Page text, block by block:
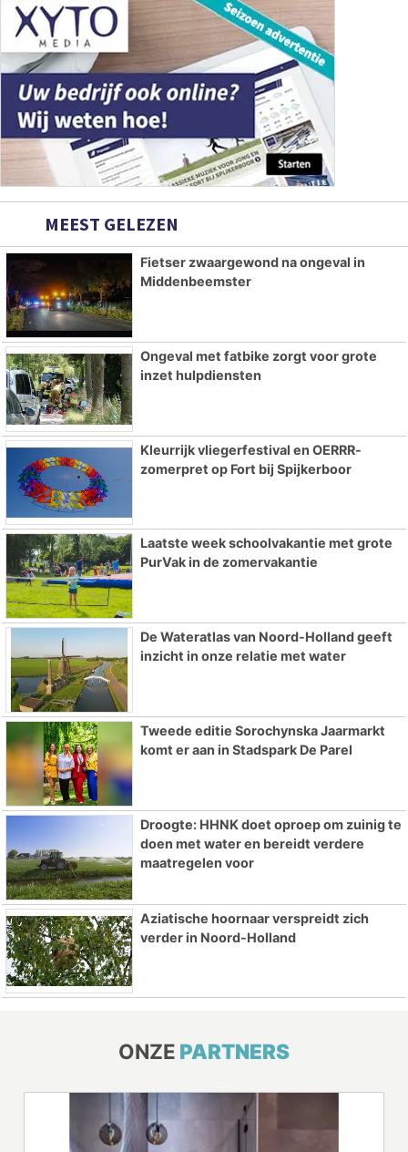
MEEST GELEZEN
Fietser zwaargewond na ongeval in
Middenbeemster
Ongeval met fatbike zorgt voor grote
inzet hulpdiensten
Kleurrijk vliegerfestival en OERRR-
zomerpret op Fort bij Spijkerboor
Laatste week schoolvakantie met grote
PurVak in de zomervakantie
De Wateratlas van Noord-Holland geeft
inzicht in onze relatie met water
Tweede editie Sorochynska Jaarmarkt
komt er aan in Stadspark De Parel
Droogte: HHNK doet oproep om zuinig te
doen met water en bereidt verdere
maatregelen voor
Aziatische hoornaar verspreidt zich
verder in Noord-Holland
ONZE PARTNERS